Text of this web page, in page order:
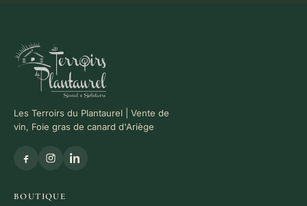
Les Terroirs du Plantaurel | Vente de
vin, Foie gras de canard d'Ariège
BOUTIQUE